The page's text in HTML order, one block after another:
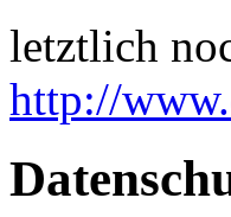
letztlich
http://